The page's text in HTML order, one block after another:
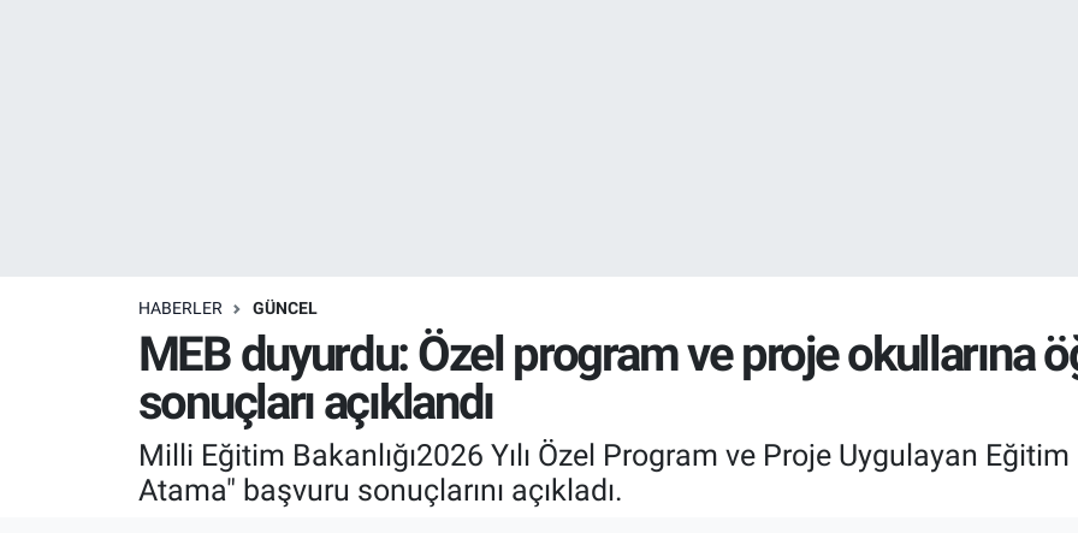
HABERLER GÜNCEL
MEB duyurdu: Özel program ve proje okullarına
sonuçları açıklandı
Milli Eğitim Bakanlığı2026 Yılı Özel Program ve Proje Uygulayan
Atama" başvuru sonuçlarını açıkladı.